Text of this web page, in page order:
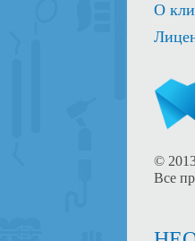
О
©
Все